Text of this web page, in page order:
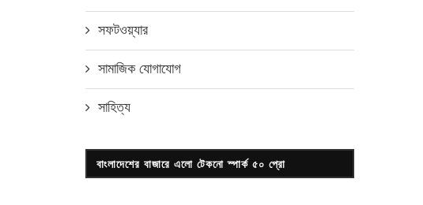
সফটওয়্যার
সামাজিক যোগাযোগ
সাহিত্য
বাংলাদেশের বাজারে এলো টেকনো স্পার্ক ৫০ প্রো